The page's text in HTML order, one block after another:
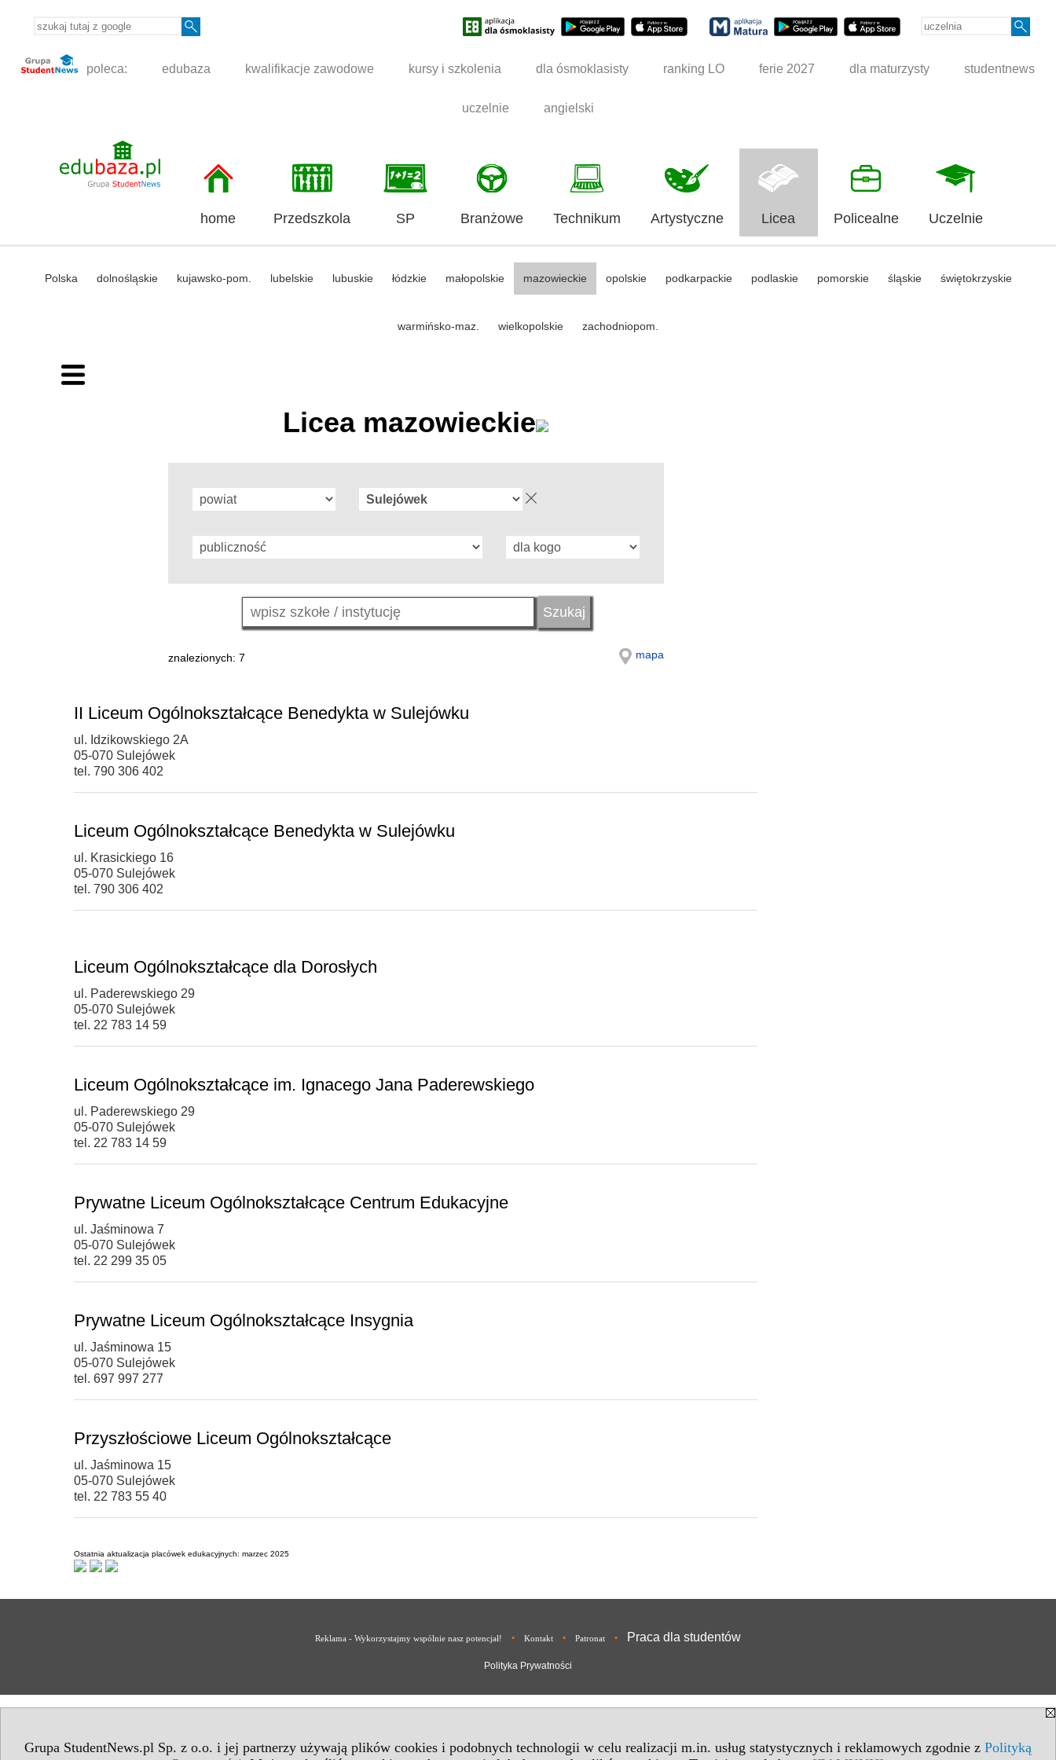
Grupa StudentNews.pl Sp. z o.o. i jej partnerzy używają plików cookies i podobnych technologii w celu realizacji m.in. usług statystycznych i reklamowych zgodnie z Polityką
poleca: edubaza kwalifikacje zawodowe kursy i szkolenia dla ósmoklasisty ranking LO ferie 2027 dla maturzysty studentnews
uczelnie angielski
home Przedszkola SP Branżowe Technikum Artystyczne Licea Policealne Uczelnie
Polska dolnośląskie kujawsko-pom. lubelskie lubuskie łódzkie małopolskie mazowieckie opolskie podkarpackie podlaskie pomorskie śląskie świętokrzyskie
warmińsko-maz. wielkopolskie zachodniopom.
Licea mazowieckie
znalezionych: 7 mapa
II Liceum Ogólnokształcące Benedykta w Sulejówku
ul. Idzikowskiego 2A
05-070 Sulejówek
tel. 790 306 402
Liceum Ogólnokształcące Benedykta w Sulejówku
ul. Krasickiego 16
05-070 Sulejówek
tel. 790 306 402
Liceum Ogólnokształcące dla Dorosłych
ul. Paderewskiego 29
05-070 Sulejówek
tel. 22 783 14 59
Liceum Ogólnokształcące im. Ignacego Jana Paderewskiego
ul. Paderewskiego 29
05-070 Sulejówek
tel. 22 783 14 59
Prywatne Liceum Ogólnokształcące Centrum Edukacyjne
ul. Jaśminowa 7
05-070 Sulejówek
tel. 22 299 35 05
Prywatne Liceum Ogólnokształcące Insygnia
ul. Jaśminowa 15
05-070 Sulejówek
tel. 697 997 277
Przyszłościowe Liceum Ogólnokształcące
ul. Jaśminowa 15
05-070 Sulejówek
tel. 22 783 55 40
Ostatnia aktualizacja placówek edukacyjnych: marzec 2025
Reklama - Wykorzystajmy wspólnie nasz potencjał! • Kontakt • Patronat • Praca dla studentów
Polityka Prywatności